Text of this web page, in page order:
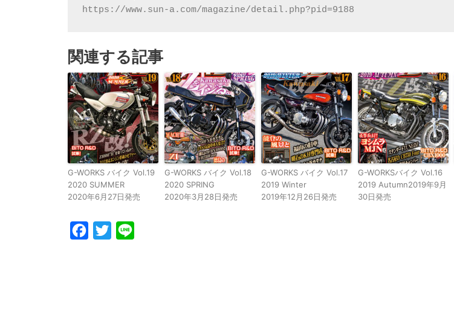
https://www.sun-a.com/magazine/detail.php?pid=9188
関連する記事
G-WORKS バイク Vol.19
2020 SUMMER
2020年6月27日発売
G-WORKS バイク Vol.18
2020 SPRING
2020年3月28日発売
G-WORKS バイク Vol.17
2019 Winter
2019年12月26日発売
G-WORKSバイク Vol.16
2019 Autumn2019年9月
30日発売
Facebook
Twitter